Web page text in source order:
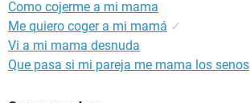
Como cojerme a mi mama
Me quiero coger a mi mamá ✓
Vi a mi mama desnuda
Que pasa si mi pareja me mama los senos